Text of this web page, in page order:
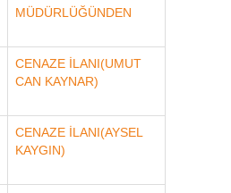
MÜDÜRLÜĞÜNDEN
CENAZE İLANI(UMUT
CAN KAYNAR)
CENAZE İLANI(AYSEL
KAYGIN)